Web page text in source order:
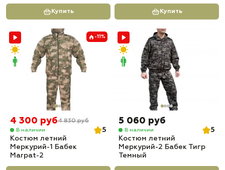
Купить Купить
-11%
4 300 руб4 830 руб
В наличии
5
Костюм летний
Меркурий-1 Бабек
Marpat-2
5 060 руб
В наличии
5
Костюм летний
Меркурий-2 Бабек Тигр
Темный